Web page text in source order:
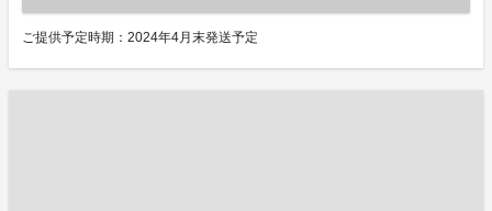
ご提供予定時期：2024年4月末発送予定